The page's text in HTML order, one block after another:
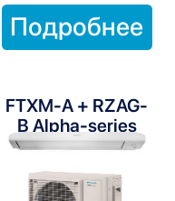
Подробнее
FTXM-A + RZAG-
B Alpha-series